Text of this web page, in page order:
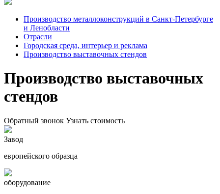
Производство металлоконструкций в Санкт-Петербурге
и Ленобласти
Отрасли
Городская среда, интерьер и реклама
Производство выставочных стендов
Производство выставочных
стендов
Обратный звонок Узнать стоимость
Завод
европейского образца
оборудование